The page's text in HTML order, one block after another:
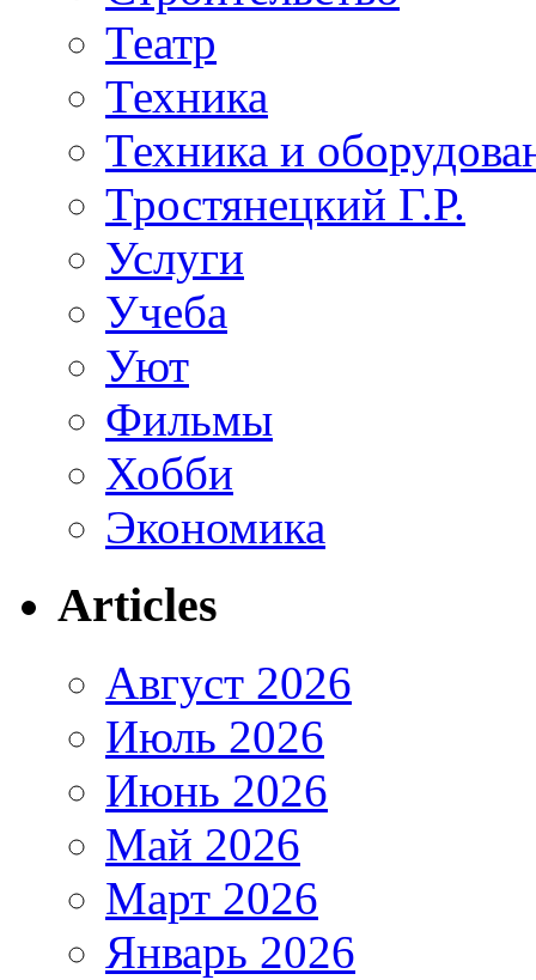
Театр
Техника
Техника и
Тростянецкий Г.Р.
Услуги
Учеба
Уют
Фильмы
Хобби
Экономика
Articles
Август 2026
Июль 2026
Июнь 2026
Май 2026
Март 2026
Январь 2026